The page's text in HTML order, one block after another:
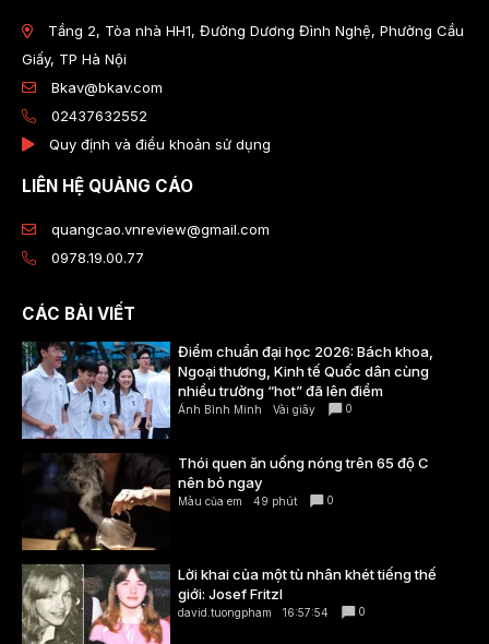
Tầng 2, Tòa nhà HH1, Đường Dương Đình Nghệ, Phường Cầu
Giấy, TP Hà Nội
Bkav@bkav.com
02437632552
Quy định và điều khoản sử dụng
LIÊN HỆ QUẢNG CÁO
quangcao.vnreview@gmail.com
0978.19.00.77
CÁC BÀI VIẾT
Điểm chuẩn đại học 2026: Bách khoa,
Ngoại thương, Kinh tế Quốc dân cùng
nhiều trường “hot” đã lên điểm
Ánh Bình Minh Vài giây 0
Thói quen ăn uống nóng trên 65 độ C
nên bỏ ngay
Màu của em 49 phút 0
Lời khai của một tù nhân khét tiếng thế
giới: Josef Fritzl
david.tuongpham 16:57:54 0